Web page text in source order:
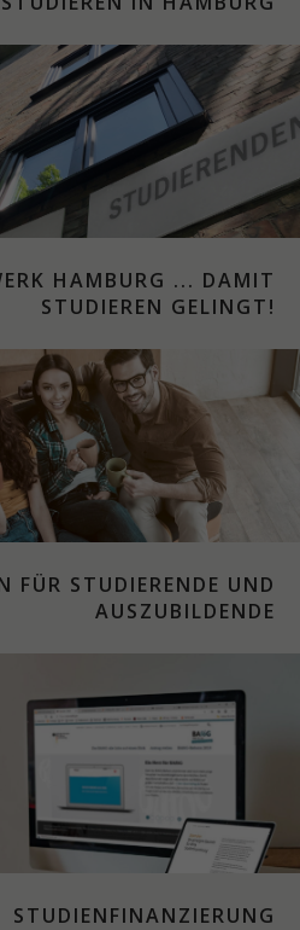
HAMBURG ... DAMIT
STUDIEREN GELINGT!
FÜR STUDIERENDE UND
AUSZUBILDENDE
STU­DIEN­FI­NAN­ZIER­UNG